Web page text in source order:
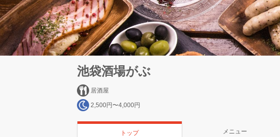
池袋酒場がぶ
居酒屋
2,500円〜4,000円
トップ メニュー